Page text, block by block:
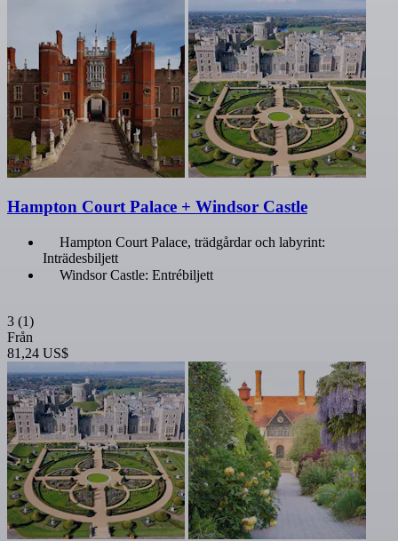
Hampton Court Palace + Windsor Castle
Hampton Court Palace, trädgårdar och labyrint:
Inträdesbiljett
Windsor Castle: Entrébiljett
3 (1)
Från
81,24 US$